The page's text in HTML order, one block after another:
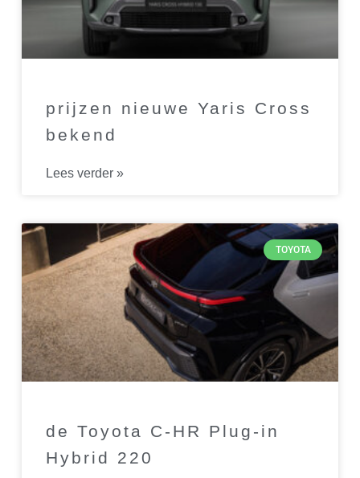
prijzen nieuwe Yaris Cross
bekend
Lees verder »
TOYOTA
de Toyota C-HR Plug-in
Hybrid 220